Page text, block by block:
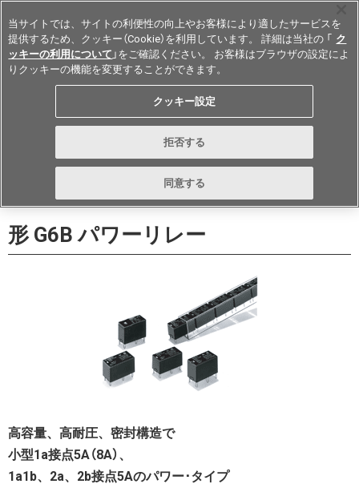
Japan
お問い合わせ
形 G6B パワーリレー
高容量、高耐圧、密封構造で
小型1a接点5A（8A）、
1a1b、2a、2b接点5Aのパワー･タイプ
当サイトでは、サイトの利便性の向上やお客様により適したサービスを
提供するため、クッキー（Cookie）を利用しています。 詳細は当社の 「 ク
ッキーの利用について 」をご確認ください。 お客様はブラウザの設定によ
りクッキーの機能を変更することができます。
クッキー設定
拒否する
同意する